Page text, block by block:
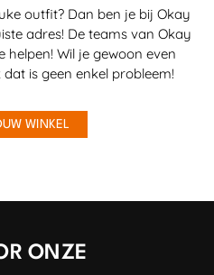
outfit? Dan ben je bij Okay
adres! De teams van Okay
Wil je gewoon even
is geen enkel probleem!
WINKEL
ONZE